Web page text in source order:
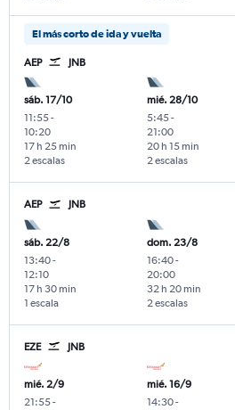
El más corto de ida y vuelta
AEP JNB
sáb. 17/10
11:55-
10:20
2 escalas
17 h 25 min
mié. 28/10
5:45-
21:00
2 escalas
20 h 15 min
AEP JNB
sáb. 22/8
13:40-
12:10
1 escala
17 h 30 min
dom. 23/8
16:40-
20:00
2 escalas
32 h 20 min
EZE JNB
mié. 2/9
21:55-
mié. 16/9
14:30-